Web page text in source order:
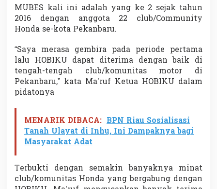
i
h
e
b
a
i
S
g
a
i
u
a
MUBES kali ini adalah yang ke 2 sejak tahun
2016 dengan anggota 22 club/Community
Honda se-kota Pekanbaru.
“Saya merasa gembira pada periode pertama
lalu HOBIKU dapat diterima dengan baik di
tengah-tengah club/komunitas motor di
Pekanbaru,” kata Ma’ruf Ketua HOBIKU dalam
pidatonya
MENARIK DIBACA: BPN Riau Sosialisasi
Tanah Ulayat di Inhu, Ini Dampaknya bagi
Masyarakat Adat
Terbukti dengan semakin banyaknya minat
club/komunitas Honda yang bergabung dengan